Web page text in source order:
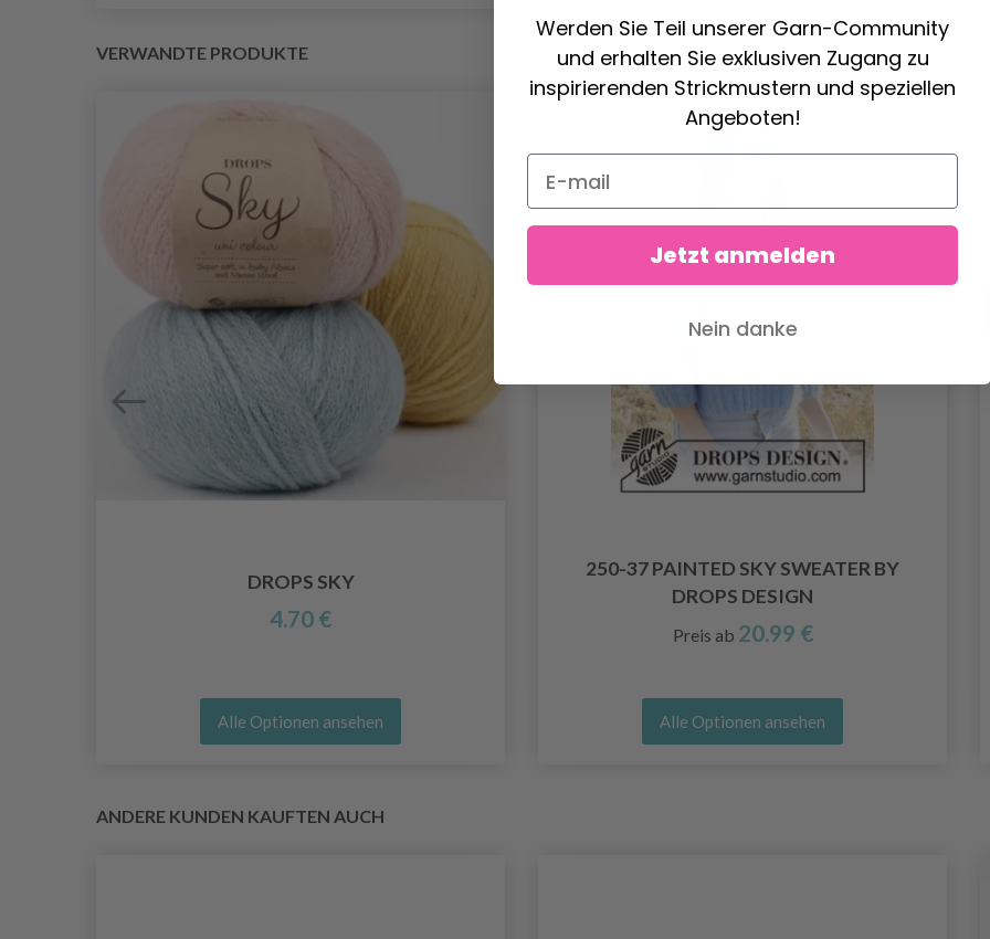
VERWANDTE PRODUKTE
DROPS SKY
4.70 €
Alle Optionen ansehen
250-37 PAINTED SKY SWEATER BY
DROPS DESIGN
Preis ab 20.99 €
Alle Optionen ansehen
ANDERE KUNDEN KAUFTEN AUCH
Werden Sie Teil unserer Garn-Community
und erhalten Sie exklusiven Zugang zu
inspirierenden Strickmustern und speziellen
Angeboten!
Jetzt anmelden
Nein danke